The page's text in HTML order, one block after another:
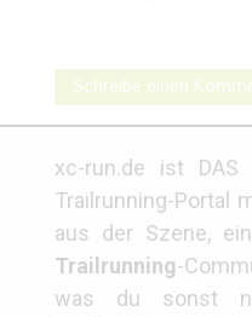
Schreibe einen
xc-run.de ist DAS
Trailrunning-Portal
aus der Szene,
Trailrunning-
was du sonst